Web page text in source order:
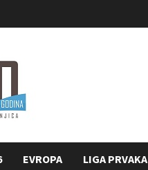
EVROPA LIGA PRVAKA